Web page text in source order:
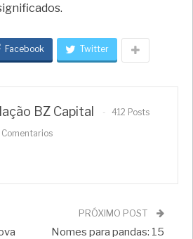
Facebook Twitter
BZ Capital
412 Posts
PRÓXIMO POST
Nomes para pandas: 15